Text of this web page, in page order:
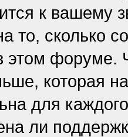
к вашему
то, сколько
этом форуме.
которая
для
ли